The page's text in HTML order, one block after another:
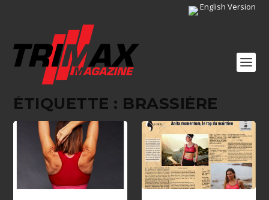
English Version
ÉTIQUETTE : BRASSIÈRE